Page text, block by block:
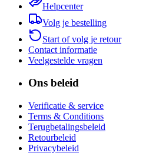
Helpcenter
Volg je bestelling
Start of volg je retour
Contact informatie
Veelgestelde vragen
Ons beleid
Verificatie & service
Terms & Conditions
Terugbetalingsbeleid
Retourbeleid
Privacybeleid